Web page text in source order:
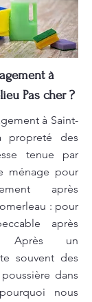
à
Pas cher ?
à Saint-
propreté des
tenue par
ménage pour
après
: pour
après
un
souvent des
dans
nous